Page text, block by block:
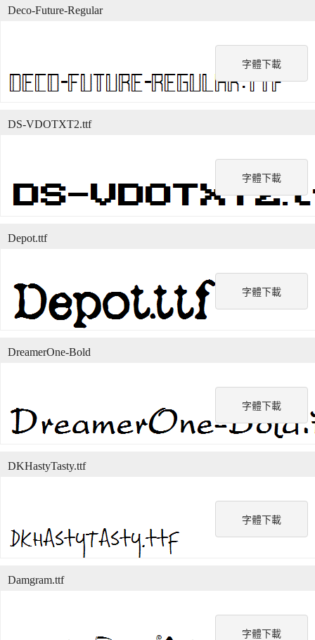
字體下載
Deco-Future-Regular
字體下載
DS-VDOTXT2.ttf
字體下載
Depot.ttf
字體下載
DreamerOne-Bold
字體下載
DKHastyTasty.ttf
字體下載
Damgram.ttf